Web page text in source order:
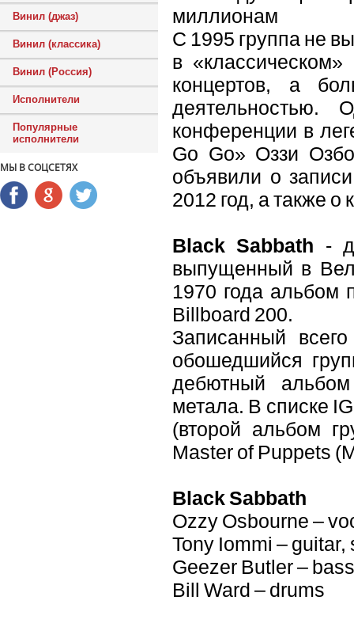
Винил (джаз)
Винил (классика)
Винил (Россия)
Исполнители
Популярные
исполнители
МЫ В СОЦСЕТЯХ
миллионам
С 1995 группа не
в
концертов, а
конференции в
Go Go» Оззи
объявили о
2012 год, а также о
Black Sabbath -
выпущенный в
1970 года альбом
Billboard 200.
Записанный
обошедшийся
дебютный
метала. В списке
(второй альбом
Master of Puppets
Black Sabbath
Ozzy Osbourne –
Tony Iommi –
Geezer Butler – bass
Bill Ward – drums